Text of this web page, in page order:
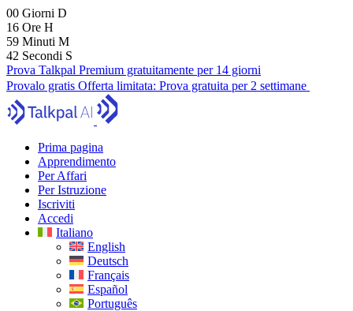
00 Giorni D
16 Ore H
59 Minuti M
41 Secondi S
Prova Talkpal Premium gratuitamente per 14 giorni
Provalo gratis Offerta limitata: Prova gratuita per 2 settimane
Prima pagina
Apprendimento
Per Affari
Per Istruzione
Iscriviti
Accedi
Italiano
English
Deutsch
Français
Español
Português